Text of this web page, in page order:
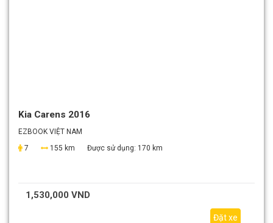
Kia Carens 2016
EZBOOK VIỆT NAM
7
155 km Được sử dụng: 170 km
1,530,000 VND
Đặt xe